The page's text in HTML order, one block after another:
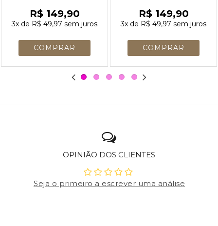
R$ 149,90
3x de R$ 49,97 sem juros
R$ 149,90
3x de R$ 49,97 sem juros
OPINIÃO DOS CLIENTES
Seja o primeiro a escrever uma análise